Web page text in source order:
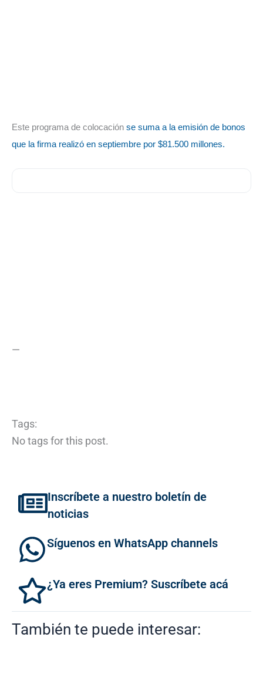
Este programa de colocación se suma a la emisión de bonos
que la firma realizó en septiembre por $81.500 millones.
—
Tags:
No tags for this post.
Inscríbete a nuestro boletín de
noticias
Síguenos en WhatsApp channels
¿Ya eres Premium? Suscríbete acá
También te puede interesar: